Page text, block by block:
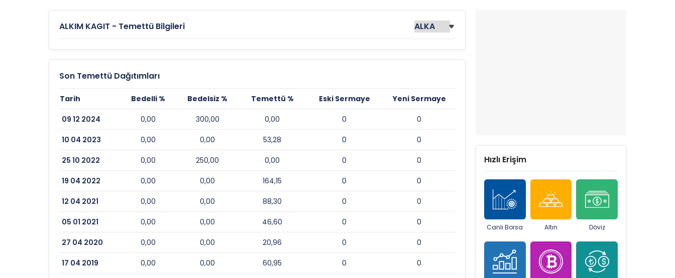
ALKIM KAGIT - Temettü Bilgileri
Son Temettü Dağıtımları
Tarih Bedelli % Bedelsiz % Temettü % Eski Sermaye Yeni Sermaye
09 12 2024 0,00 300,00 0,00 0 0
10 04 2023 0,00 0,00 53,28 0 0
25 10 2022 0,00 250,00 0,00 0 0
19 04 2022 0,00 0,00 164,15 0 0
12 04 2021 0,00 0,00 88,30 0 0
05 01 2021 0,00 0,00 46,60 0 0
27 04 2020 0,00 0,00 20,96 0 0
17 04 2019 0,00 0,00 60,95 0 0
Hızlı Erişim
Canlı Borsa Altın Döviz